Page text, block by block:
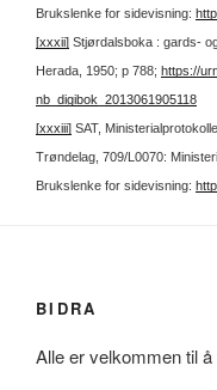
Brukslenke for sidevisning:
[xxxii] Stjørdalsboka : gards-
Herada, 1950; p 788; https://
nb_digibok_2013061905118
[xxxiii] SAT,
Trøndelag, 709/L0070:
Brukslenke for sidevisning:
BIDRA
Alle er velkommen til